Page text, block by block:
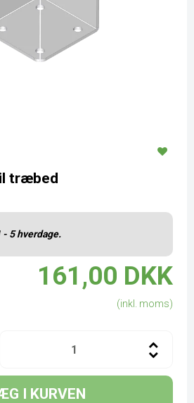
træbed
5 hverdage.
161,00 DKK
(inkl. moms)
I KURVEN